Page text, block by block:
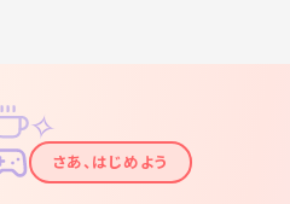
✦
✧
さあ、はじめよう